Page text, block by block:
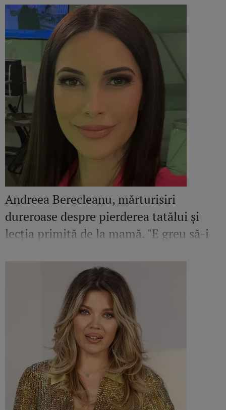
Andreea Berecleanu, mărturisiri
dureroase despre pierderea tatălui și
lecția primită de la mamă. "E greu să-i